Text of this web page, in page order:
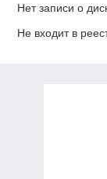
Нет записи о
Не входит в